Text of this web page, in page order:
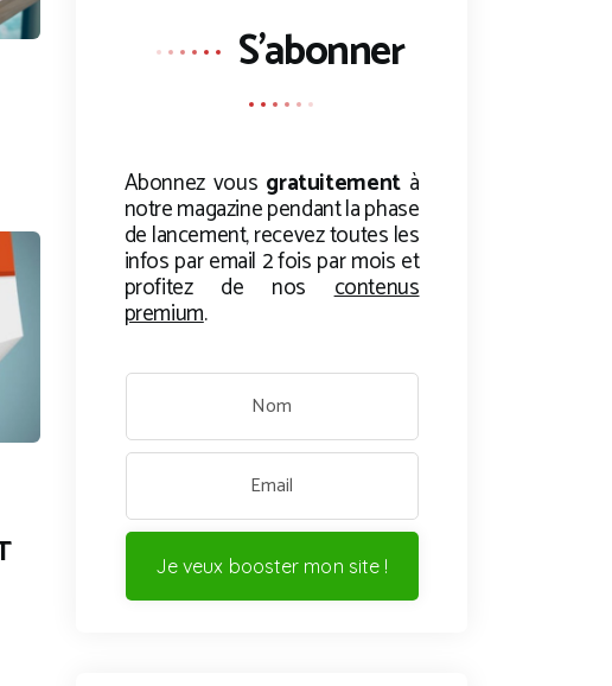
S'abonner
Abonnez vous gratuitementà
notre magazine pendant la phase
de lancement, recevez toutes les
infos par email 2 fois par mois et
profitez de noscontenus
premium.
Je veux booster mon site !